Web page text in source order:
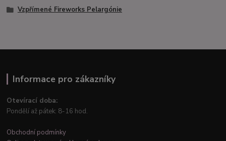
Vzpřímené Fireworks Pelargónie
Informace pro zákazníky
Otevírací doba:
Pondělí až pátek: 8-16 hod.
Obchodní podmínky